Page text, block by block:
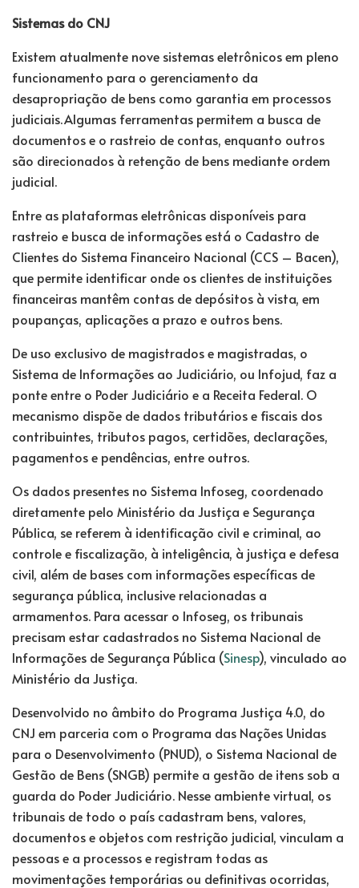
Sistemas do CNJ
Existem atualmente nove sistemas eletrônicos em pleno
funcionamento para o gerenciamento da
desapropriação de bens como garantia em processos
judiciais. Algumas ferramentas permitem a busca de
documentos e o rastreio de contas, enquanto outros
são direcionados à retenção de bens mediante ordem
judicial.
Entre as plataformas eletrônicas disponíveis para
rastreio e busca de informações está o Cadastro de
Clientes do Sistema Financeiro Nacional (CCS – Bacen),
que permite identificar onde os clientes de instituições
financeiras mantêm contas de depósitos à vista, em
poupanças, aplicações a prazo e outros bens.
De uso exclusivo de magistrados e magistradas, o
Sistema de Informações ao Judiciário, ou Infojud, faz a
ponte entre o Poder Judiciário e a Receita Federal. O
mecanismo dispõe de dados tributários e fiscais dos
contribuintes, tributos pagos, certidões, declarações,
pagamentos e pendências, entre outros.
Os dados presentes no Sistema Infoseg, coordenado
diretamente pelo Ministério da Justiça e Segurança
Pública, se referem à identificação civil e criminal, ao
controle e fiscalização, à inteligência, à justiça e defesa
civil, além de bases com informações específicas de
segurança pública, inclusive relacionadas a
armamentos. Para acessar o Infoseg, os tribunais
precisam estar cadastrados no Sistema Nacional de
Informações de Segurança Pública (Sinesp), vinculado ao
Ministério da Justiça.
Desenvolvido no âmbito do Programa Justiça 4.0, do
CNJ em parceria com o Programa das Nações Unidas
para o Desenvolvimento (PNUD), o Sistema Nacional de
Gestão de Bens (SNGB) permite a gestão de itens sob a
guarda do Poder Judiciário. Nesse ambiente virtual, os
tribunais de todo o país cadastram bens, valores,
documentos e objetos com restrição judicial, vinculam a
pessoas e a processos e registram todas as
movimentações temporárias ou definitivas ocorridas,